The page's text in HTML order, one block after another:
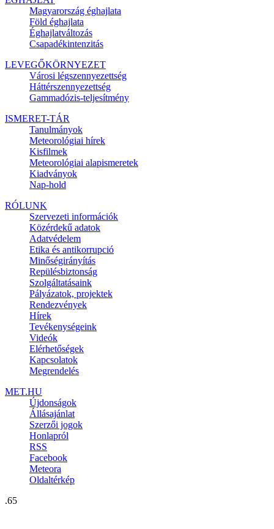
Magyarország éghajlata
Föld éghajlata
Éghajlatváltozás
Csapadékintenzitás
LEVEGŐKÖRNYEZET
Városi légszennyezettség
Háttérszennyezettség
Gammadózis-teljesítmény
ISMERET-TÁR
Tanulmányok
Meteorológiai hírek
Kisfilmek
Meteorológiai alapismeretek
Kiadványok
Nap-hold
RÓLUNK
Szervezeti információk
Közérdekű adatok
Adatvédelem
Etika és antikorrupció
Minőségirányítás
Repülésbiztonság
Szolgáltatásaink
Pályázatok, projektek
Rendezvények
Hírek
Tevékenységeink
Videók
Elérhetőségek
Kapcsolatok
Megrendelés
MET.HU
Újdonságok
Állásajánlat
Szerzői jogok
Honlapról
RSS
Facebook
Meteora
Oldaltérkép
.65